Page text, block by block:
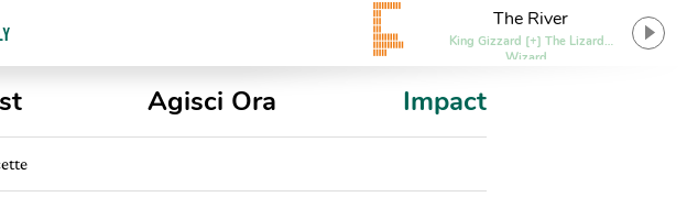
The River
King Gizzard [+] The Lizard
Wizard
Agisci Ora Impact